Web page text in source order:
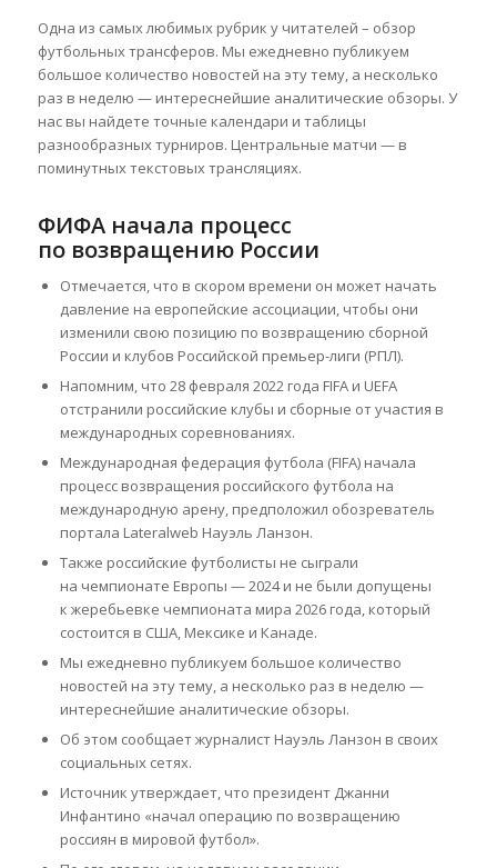
Одна из самых любимых рубрик у читателей – обзор
футбольных трансферов. Мы ежедневно публикуем
большое количество новостей на эту тему, а несколько
раз в неделю — интереснейшие аналитические обзоры. У
нас вы найдете точные календари и таблицы
разнообразных турниров. Центральные матчи — в
поминутных текстовых трансляциях.
ФИФА начала процесс
по возвращению России
Отмечается, что в скором времени он может начать
давление на европейские ассоциации, чтобы они
изменили свою позицию по возвращению сборной
России и клубов Российской премьер-лиги (РПЛ).
Напомним, что 28 февраля 2022 года FIFA и UEFA
отстранили российские клубы и сборные от участия в
международных соревнованиях.
Международная федерация футбола (FIFA) начала
процесс возвращения российского футбола на
международную арену, предположил обозреватель
портала Lateralweb Науэль Ланзон.
Также российские футболисты не сыграли
на чемпионате Европы — 2024 и не были допущены
к жеребьевке чемпионата мира 2026 года, который
состоится в США, Мексике и Канаде.
Мы ежедневно публикуем большое количество
новостей на эту тему, а несколько раз в неделю —
интереснейшие аналитические обзоры.
Об этом сообщает журналист Науэль Ланзон в своих
социальных сетях.
Источник утверждает, что президент Джанни
Инфантино «начал операцию по возвращению
россиян в мировой футбол».